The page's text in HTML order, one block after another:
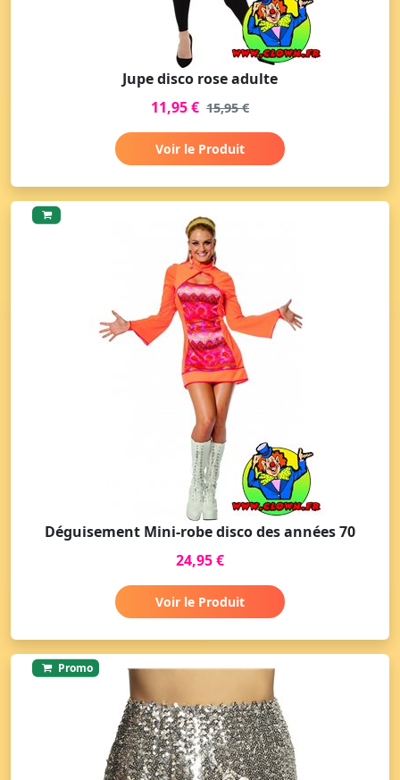
Jupe disco rose adulte
11,95 € 15,95 €
Voir le Produit
Déguisement Mini-robe disco des années 70
24,95 €
Voir le Produit
Promo